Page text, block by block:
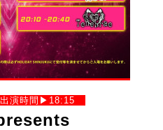
演時間▶︎18:15